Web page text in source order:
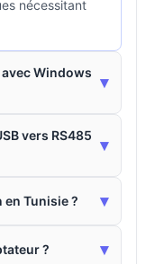
nécessitant
Windows
▾
vers RS485
▾
Tunisie ? ▾
? ▾